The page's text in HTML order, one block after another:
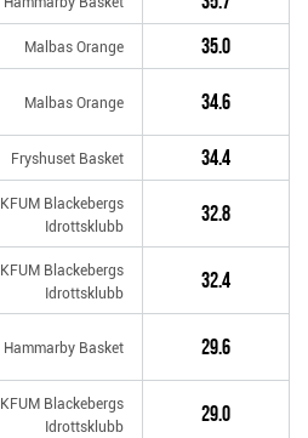
Malbas Orange 35.0
Malbas Orange 34.6
Fryshuset Basket 34.4
KFUM Blackebergs
Idrottsklubb
32.8
KFUM Blackebergs
Idrottsklubb
32.4
Hammarby Basket 29.6
KFUM Blackebergs
Idrottsklubb
29.0